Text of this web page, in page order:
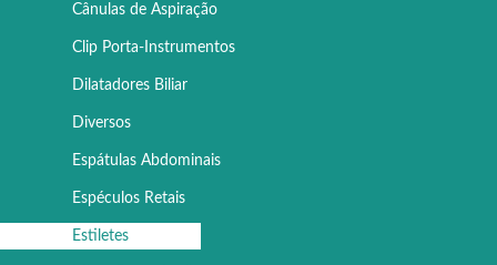
Cânulas de Aspiração
Clip Porta-Instrumentos
Dilatadores Biliar
Diversos
Espátulas Abdominais
Espéculos Retais
Estiletes